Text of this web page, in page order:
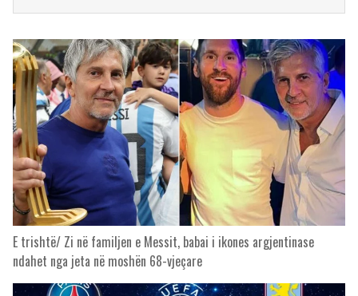
E trishtë/ Zi në familjen e Messit, babai i ikones argjentinase
ndahet nga jeta në moshën 68-vjeçare